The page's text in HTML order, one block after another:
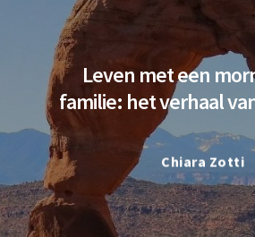
Leven met een
familie: het verhaal
Chiara Zotti